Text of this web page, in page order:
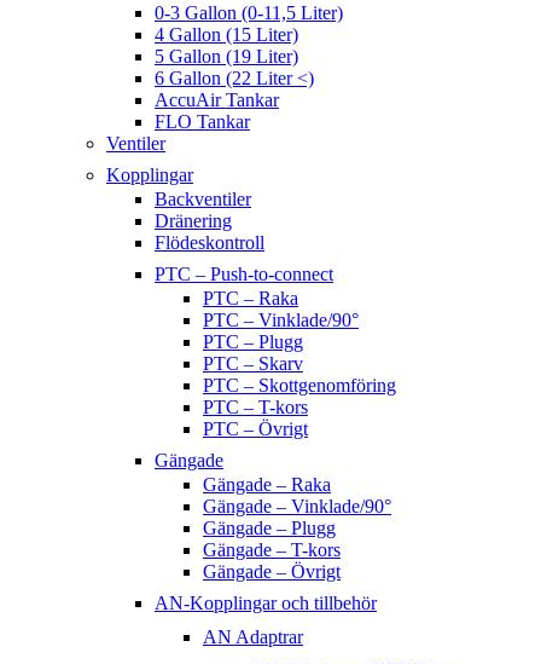
0-3 Gallon (0-11,5 Liter)
4 Gallon (15 Liter)
5 Gallon (19 Liter)
6 Gallon (22 Liter <)
AccuAir Tankar
FLO Tankar
Ventiler
Kopplingar
Backventiler
Dränering
Flödeskontroll
PTC – Push-to-connect
PTC – Raka
PTC – Vinklade/90°
PTC – Plugg
PTC – Skarv
PTC – Skottgenomföring
PTC – T-kors
PTC – Övrigt
Gängade
Gängade – Raka
Gängade – Vinklade/90°
Gängade – Plugg
Gängade – T-kors
Gängade – Övrigt
AN-Kopplingar och tillbehör
AN Adaptrar